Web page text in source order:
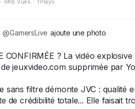
t
· 6KB Vues · 1 Plays
@GamersLive ajoute une photo
CONFIRMÉE ? La vidéo
jeuxvideo.com supprimée par
sans filtre démonte JVC : qualité
de crédibilité totale... Elle faisait